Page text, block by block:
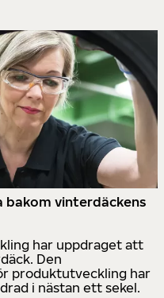
bakom vinterdäckens
har uppdraget att
Den
produktutveckling har
i nästan ett sekel.